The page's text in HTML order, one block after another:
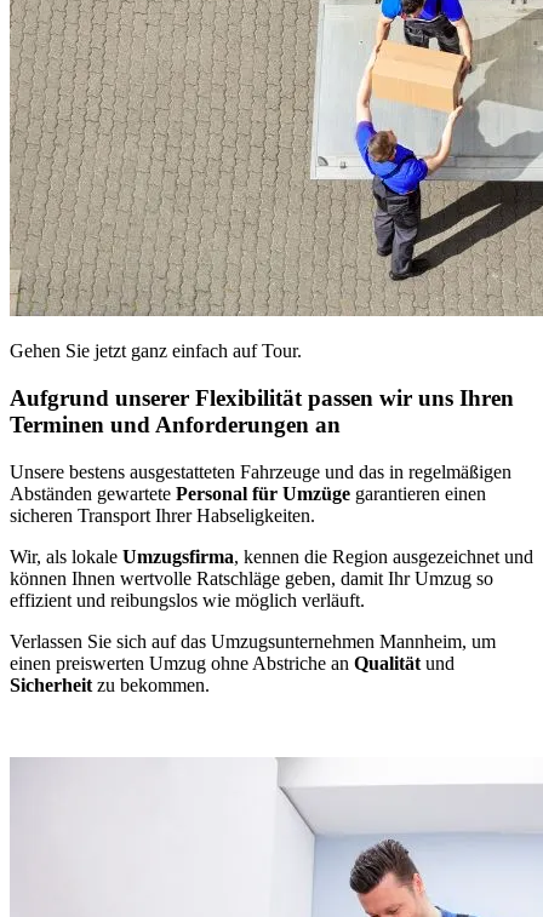
Gehen Sie jetzt ganz einfach auf Tour.
Aufgrund unserer Flexibilität passen wir uns Ihren
Terminen und Anforderungen an
Unsere bestens ausgestatteten Fahrzeuge und das in regelmäßigen
Abständen gewartete Personal für Umzüge garantieren einen
sicheren Transport Ihrer Habseligkeiten.
Wir, als lokale Umzugsfirma, kennen die Region ausgezeichnet und
können Ihnen wertvolle Ratschläge geben, damit Ihr Umzug so
effizient und reibungslos wie möglich verläuft.
Verlassen Sie sich auf das Umzugsunternehmen Mannheim, um
einen preiswerten Umzug ohne Abstriche an Qualität und
Sicherheit zu bekommen.